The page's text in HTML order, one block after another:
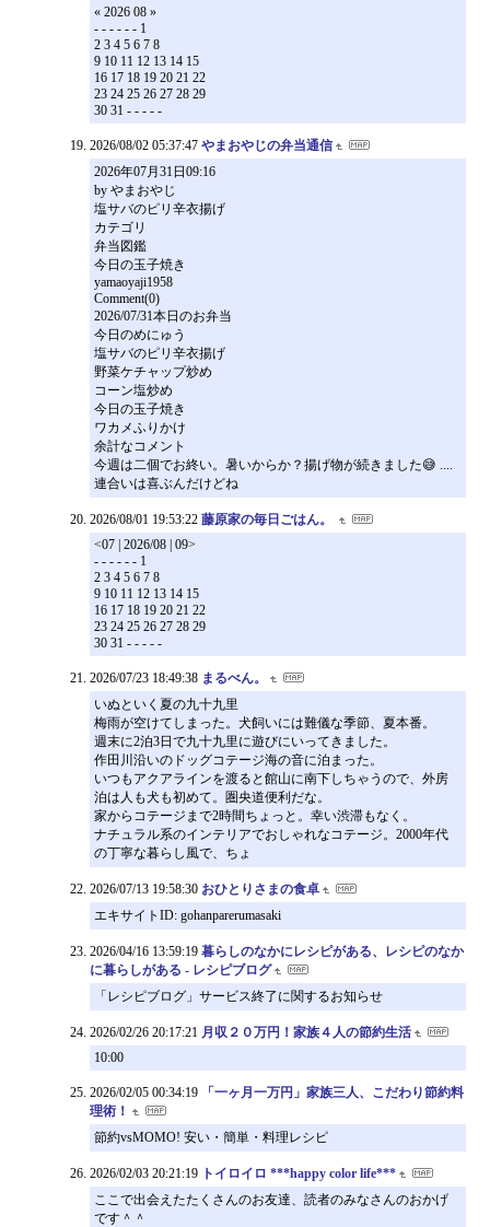
« 2026 08 »
- - - - - - 1
2 3 4 5 6 7 8
9 10 11 12 13 14 15
16 17 18 19 20 21 22
23 24 25 26 27 28 29
30 31 - - - - -
2026/08/02 05:37:47 やまおやじの弁当通信
2026年07月31日09:16
by やまおやじ
塩サバのピリ辛衣揚げ
カテゴリ
弁当図鑑
今日の玉子焼き
yamaoyaji1958
Comment(0)
2026/07/31本日のお弁当
今日のめにゅう
塩サバのピリ辛衣揚げ
野菜ケチャップ炒め
コーン塩炒め
今日の玉子焼き
ワカメふりかけ
余計なコメント
今週は二個でお終い。暑いからか？揚げ物が続きました😅 ....
連合いは喜ぶんだけどね
2026/08/01 19:53:22 藤原家の毎日ごはん。
<07 | 2026/08 | 09>
- - - - - - 1
2 3 4 5 6 7 8
9 10 11 12 13 14 15
16 17 18 19 20 21 22
23 24 25 26 27 28 29
30 31 - - - - -
2026/07/23 18:49:38 まるべん。
いぬといく夏の九十九里
梅雨が空けてしまった。犬飼いには難儀な季節、夏本番。
週末に2泊3日で九十九里に遊びにいってきました。
作田川沿いのドッグコテージ海の音に泊まった。
いつもアクアラインを渡ると館山に南下しちゃうので、外房
泊は人も犬も初めて。圏央道便利だな。
家からコテージまで2時間ちょっと。幸い渋滞もなく。
ナチュラル系のインテリアでおしゃれなコテージ。2000年代
の丁寧な暮らし風で、ちょ
2026/07/13 19:58:30 おひとりさまの食卓
エキサイトID: gohanparerumasaki
2026/04/16 13:59:19 暮らしのなかにレシピがある、レシピのなか
に暮らしがある - レシピブログ
「レシピブログ」サービス終了に関するお知らせ
2026/02/26 20:17:21 月収２０万円！家族４人の節約生活
10:00
2026/02/05 00:34:19
「一ヶ月一万円」家族三人、こだわり節約料
理術！
節約vsMOMO! 安い・簡単・料理レシピ
2026/02/03 20:21:19 トイロイロ ***happy color life***
ここで出会えたたくさんのお友達、読者のみなさんのおかげ
です＾＾